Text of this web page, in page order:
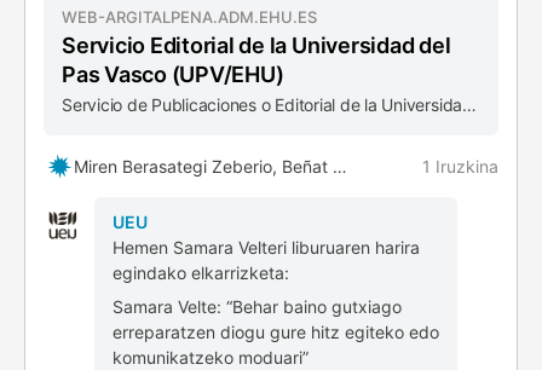
WEB-ARGITALPENA.ADM.EHU.ES
Servicio Editorial de la Universidad del
Pas Vasco (UPV/EHU)
Servicio de Publicaciones o Editorial de la Universidad del Pa
Miren Berasategi Zeberio, Beñat Irasuegi Ibarra eta 2 besteak 1 Iruzkina
UEU
Hemen Samara Velteri liburuaren harira
egindako elkarrizketa:
Samara Velte: “Behar baino gutxiago
erreparatzen diogu gure hitz egiteko edo
komunikatzeko moduari”